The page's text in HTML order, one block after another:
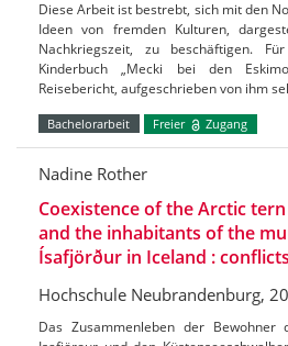
Diese Arbeit ist bestrebt, sich mit den
Ideen von fremden Kulturen,
Nachkriegszeit, zu beschäftigen.
Kinderbuch „Mecki bei den
Reisebericht, aufgeschrieben von ihm
Bachelorarbeit Freier Zugang
Nadine Rother
Coexistence of the Arctic
and the inhabitants of the
Ísafjörður in Iceland :
Hochschule Neubrandenburg,
Das Zusammenleben der Bewohner